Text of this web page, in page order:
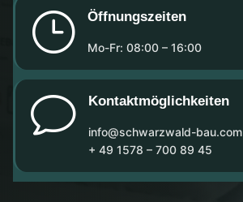
} Öffnungszeiten
Mo-Fr: 08:00 – 16:00
v Kontaktmöglichkeiten
info@schwarzwald-bau.com
+ 49 1578 – 700 89 45